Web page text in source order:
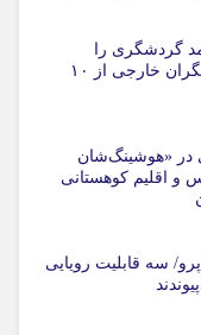
گردشگری را
شکست/ هزینه‌کرد گردشگران خارجی از ۱۰
در «هوشینگ‌شان
و اقلیم کوهستانی
تحول بزرگ در آیفون ۱۸ پرو/ سه قابلیت رویایی